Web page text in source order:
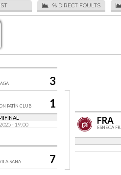
% DIRECT FOULTS
3
PATÍN CLUB 1
- 19:00
SANA 7
FRA
ESNECA